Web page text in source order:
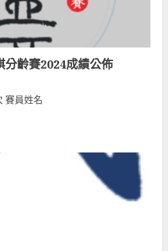
分齡賽2024成績公佈
賽員姓名